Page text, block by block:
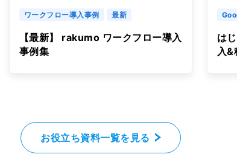
ワークフロー導入事例 最新
【最新】 rakumo ワークフロー導入
事例集
は
入
お役立ち資料一覧を見る